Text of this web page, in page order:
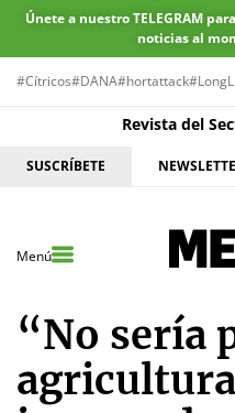
Únete a nuestro TELEGRAM
noticias al
#Cítricos#DANA#hortattack
Revista del
SUSCRÍBETE
Menú
“No sería